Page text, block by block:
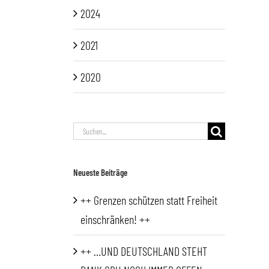
2024
2021
2020
Suche
Neueste Beiträge
++ Grenzen schützen statt Freiheit
einschränken! ++
++ …UND DEUTSCHLAND STEHT